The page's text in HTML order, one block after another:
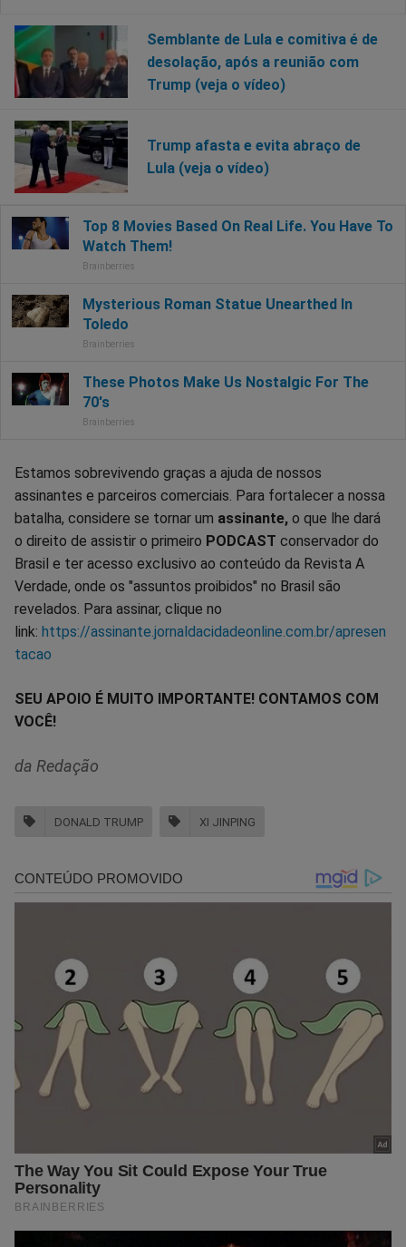
Semblante de Lula e comitiva é de
desolação, após a reunião com
Trump (veja o vídeo)
Trump afasta e evita abraço de
Lula (veja o vídeo)
Estamos sobrevivendo graças a ajuda de nossos
assinantes e parceiros comerciais. Para fortalecer a nossa
batalha, considere se tornar um assinante, o que lhe dará
o direito de assistir o primeiro PODCAST conservador do
Brasil e ter acesso exclusivo ao conteúdo da Revista A
Verdade, onde os "assuntos proibidos" no Brasil são
revelados. Para assinar, clique no
link: https://assinante.jornaldacidadeonline.com.br/apresen
tacao
SEU APOIO É MUITO IMPORTANTE! CONTAMOS COM
VOCÊ!
da Redação
DONALD TRUMP XI JINPING